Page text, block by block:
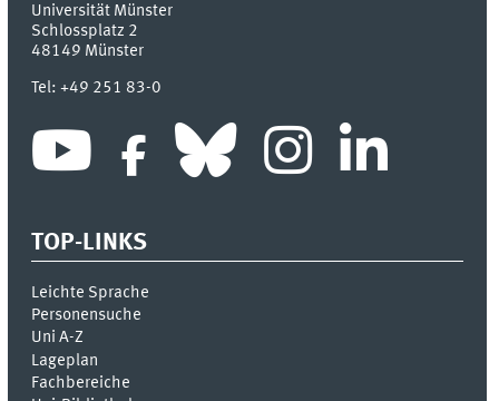
Universität Münster
Schlossplatz 2
48149 Münster
Tel:+49 251 83-0
TOP-LINKS
Leichte Sprache
Personensuche
Uni A-Z
Lageplan
Fachbereiche